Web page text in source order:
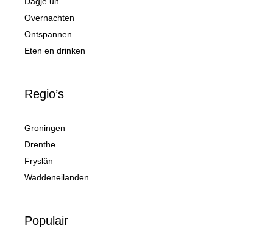
Overnachten
Ontspannen
Eten en drinken
Regio’s
Groningen
Drenthe
Fryslân
Waddeneilanden
Populair